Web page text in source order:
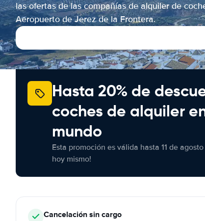
las ofertas de las compañías de alquiler de
Aeropuerto de Jerez de la Frontera.
Hasta 20% de
coches de alquiler
mundo
Esta promoción es válida hasta 11 de
hoy mismo!
Cancelaciónsin cargo